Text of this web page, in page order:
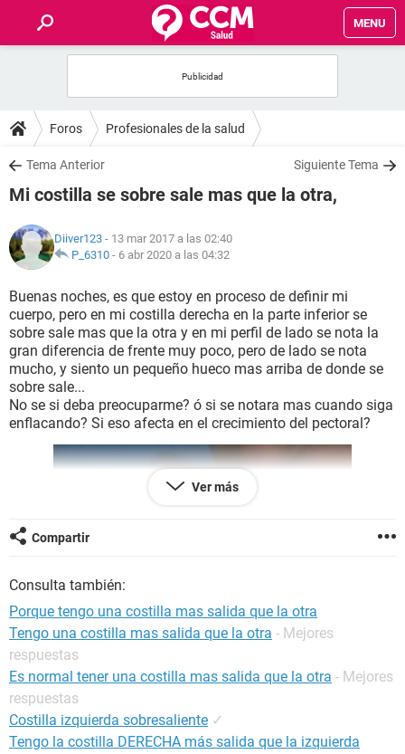
MENU
FOROS
SALUD
NUTRICIÓN
BIENESTAR
SEXUALIDAD
GLOSARIO
Foros Profesionales de la salud
Tema Anterior Siguiente Tema
Mi costilla se sobre sale mas que la otra,
Diiver123 - 13 mar 2017 a las 02:40
P_6310 - 6 abr 2020 a las 04:32
Buenas noches, es que estoy en proceso de definir mi
cuerpo, pero en mi costilla derecha en la parte inferior se
sobre sale mas que la otra y en mi perfil de lado se nota la
gran diferencia de frente muy poco, pero de lado se nota
mucho, y siento un pequeño hueco mas arriba de donde se
sobre sale...
No se si deba preocuparme? ó si se notara mas cuando siga
enflacando? Si eso afecta en el crecimiento del pectoral?
Ver más
Compartir
Consulta también:
Porque tengo una costilla mas salida que la otra
Tengo una costilla mas salida que la otra - Mejores
respuestas
Es normal tener una costilla mas salida que la otra - Mejores
respuestas
Costilla izquierda sobresaliente ✓
Tengo la costilla DERECHA más salida que la izquierda